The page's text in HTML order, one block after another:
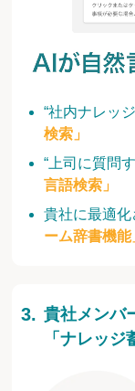
“社内ナレッ
検索」
“上司に質問
言語検索」
貴社に最適
ーム辞書機能
貴社メンバ
「ナレッ